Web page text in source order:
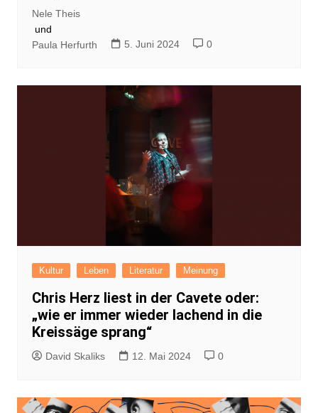
Nele Theis
und
Paula Herfurth
5. Juni 2024 0
Kultur Leben Literatur Meinung
Chris Herz liest in der Cavete oder:
„wie er immer wieder lachend in die
Kreissäge sprang“
David Skaliks 12. Mai 2024 0